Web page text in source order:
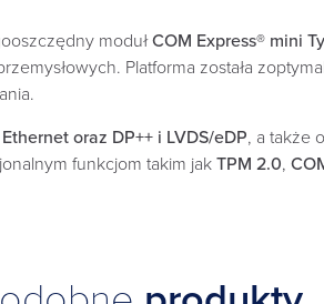
modułCOM Express® mini
Platforma została
oraz DP++ i LVDS/eDP, a także
funkcjom takim jakTPM 2.0,